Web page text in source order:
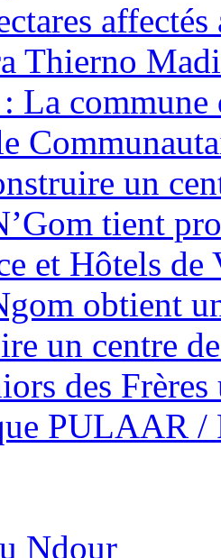
Thierno
La
un
tient
et Hôtels
obtient
un centre
des Frères
PULAAR
Ndour